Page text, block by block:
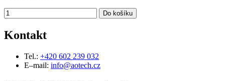
Do košíku
Kontakt
Tel.: +420 602 239 032
E–mail: info@aotech.cz